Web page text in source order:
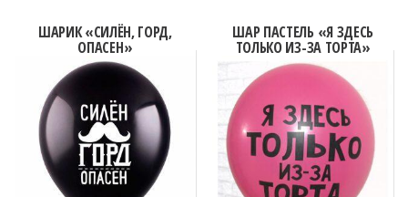
ШАРИК «СИЛЁН, ГОРД,
ОПАСЕН»
ШАР ПАСТЕЛЬ «Я ЗДЕСЬ
ТОЛЬКО ИЗ-ЗА ТОРТА»